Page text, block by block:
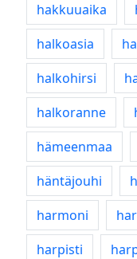
hakkuuaika
halkoasia
halkohirsi
halkoranne
hämeenmaa
häntäjouhi
harmoni
harpisti